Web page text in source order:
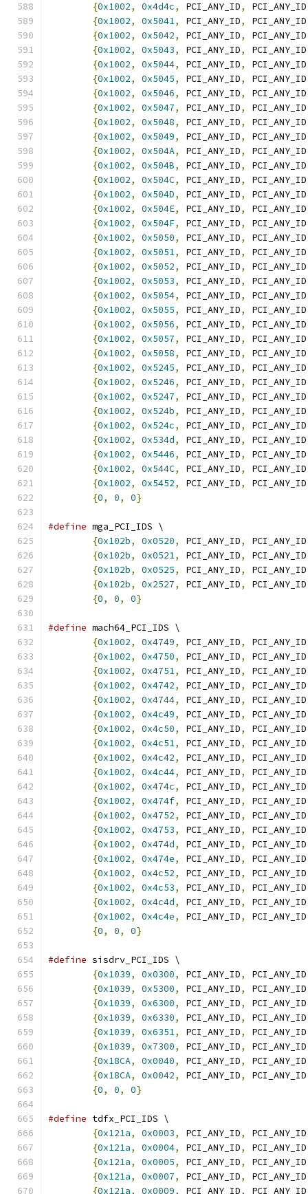
{0x1002, 0x4d4c, PCI_ANY_ID, PCI_ANY_ID
{0x1002, 0x5041, PCI_ANY_ID, PCI_ANY_ID
{0x1002, 0x5042, PCI_ANY_ID, PCI_ANY_ID
{0x1002, 0x5043, PCI_ANY_ID, PCI_ANY_ID
{0x1002, 0x5044, PCI_ANY_ID, PCI_ANY_ID
{0x1002, 0x5045, PCI_ANY_ID, PCI_ANY_ID
{0x1002, 0x5046, PCI_ANY_ID, PCI_ANY_ID
{0x1002, 0x5047, PCI_ANY_ID, PCI_ANY_ID
{0x1002, 0x5048, PCI_ANY_ID, PCI_ANY_ID
{0x1002, 0x5049, PCI_ANY_ID, PCI_ANY_ID
{0x1002, 0x504A, PCI_ANY_ID, PCI_ANY_ID
{0x1002, 0x504B, PCI_ANY_ID, PCI_ANY_ID
{0x1002, 0x504C, PCI_ANY_ID, PCI_ANY_ID
{0x1002, 0x504D, PCI_ANY_ID, PCI_ANY_ID
{0x1002, 0x504E, PCI_ANY_ID, PCI_ANY_ID
{0x1002, 0x504F, PCI_ANY_ID, PCI_ANY_ID
{0x1002, 0x5050, PCI_ANY_ID, PCI_ANY_ID
{0x1002, 0x5051, PCI_ANY_ID, PCI_ANY_ID
{0x1002, 0x5052, PCI_ANY_ID, PCI_ANY_ID
{0x1002, 0x5053, PCI_ANY_ID, PCI_ANY_ID
{0x1002, 0x5054, PCI_ANY_ID, PCI_ANY_ID
{0x1002, 0x5055, PCI_ANY_ID, PCI_ANY_ID
{0x1002, 0x5056, PCI_ANY_ID, PCI_ANY_ID
{0x1002, 0x5057, PCI_ANY_ID, PCI_ANY_ID
{0x1002, 0x5058, PCI_ANY_ID, PCI_ANY_ID
{0x1002, 0x5245, PCI_ANY_ID, PCI_ANY_ID
{0x1002, 0x5246, PCI_ANY_ID, PCI_ANY_ID
{0x1002, 0x5247, PCI_ANY_ID, PCI_ANY_ID
{0x1002, 0x524b, PCI_ANY_ID, PCI_ANY_ID
{0x1002, 0x524c, PCI_ANY_ID, PCI_ANY_ID
{0x1002, 0x534d, PCI_ANY_ID, PCI_ANY_ID
{0x1002, 0x5446, PCI_ANY_ID, PCI_ANY_ID
{0x1002, 0x544C, PCI_ANY_ID, PCI_ANY_ID
{0x1002, 0x5452, PCI_ANY_ID, PCI_ANY_ID
{0, 0, 0}
#define mga_PCI_IDS \
{0x102b, 0x0520, PCI_ANY_ID, PCI_ANY_ID
{0x102b, 0x0521, PCI_ANY_ID, PCI_ANY_ID
{0x102b, 0x0525, PCI_ANY_ID, PCI_ANY_ID
{0x102b, 0x2527, PCI_ANY_ID, PCI_ANY_ID
{0, 0, 0}
#define mach64_PCI_IDS \
{0x1002, 0x4749, PCI_ANY_ID, PCI_ANY_ID
{0x1002, 0x4750, PCI_ANY_ID, PCI_ANY_ID
{0x1002, 0x4751, PCI_ANY_ID, PCI_ANY_ID
{0x1002, 0x4742, PCI_ANY_ID, PCI_ANY_ID
{0x1002, 0x4744, PCI_ANY_ID, PCI_ANY_ID
{0x1002, 0x4c49, PCI_ANY_ID, PCI_ANY_ID
{0x1002, 0x4c50, PCI_ANY_ID, PCI_ANY_ID
{0x1002, 0x4c51, PCI_ANY_ID, PCI_ANY_ID
{0x1002, 0x4c42, PCI_ANY_ID, PCI_ANY_ID
{0x1002, 0x4c44, PCI_ANY_ID, PCI_ANY_ID
{0x1002, 0x474c, PCI_ANY_ID, PCI_ANY_ID
{0x1002, 0x474f, PCI_ANY_ID, PCI_ANY_ID
{0x1002, 0x4752, PCI_ANY_ID, PCI_ANY_ID
{0x1002, 0x4753, PCI_ANY_ID, PCI_ANY_ID
{0x1002, 0x474d, PCI_ANY_ID, PCI_ANY_ID
{0x1002, 0x474e, PCI_ANY_ID, PCI_ANY_ID
{0x1002, 0x4c52, PCI_ANY_ID, PCI_ANY_ID
{0x1002, 0x4c53, PCI_ANY_ID, PCI_ANY_ID
{0x1002, 0x4c4d, PCI_ANY_ID, PCI_ANY_ID
{0x1002, 0x4c4e, PCI_ANY_ID, PCI_ANY_ID
{0, 0, 0}
#define sisdrv_PCI_IDS \
{0x1039, 0x0300, PCI_ANY_ID, PCI_ANY_ID
{0x1039, 0x5300, PCI_ANY_ID, PCI_ANY_ID
{0x1039, 0x6300, PCI_ANY_ID, PCI_ANY_ID
{0x1039, 0x6330, PCI_ANY_ID, PCI_ANY_ID
{0x1039, 0x6351, PCI_ANY_ID, PCI_ANY_ID
{0x1039, 0x7300, PCI_ANY_ID, PCI_ANY_ID
{0x18CA, 0x0040, PCI_ANY_ID, PCI_ANY_ID
{0x18CA, 0x0042, PCI_ANY_ID, PCI_ANY_ID
{0, 0, 0}
#define tdfx_PCI_IDS \
{0x121a, 0x0003, PCI_ANY_ID, PCI_ANY_ID
{0x121a, 0x0004, PCI_ANY_ID, PCI_ANY_ID
{0x121a, 0x0005, PCI_ANY_ID, PCI_ANY_ID
{0x121a, 0x0007, PCI_ANY_ID, PCI_ANY_ID
{0x121a, 0x0009, PCI_ANY_ID, PCI_ANY_ID